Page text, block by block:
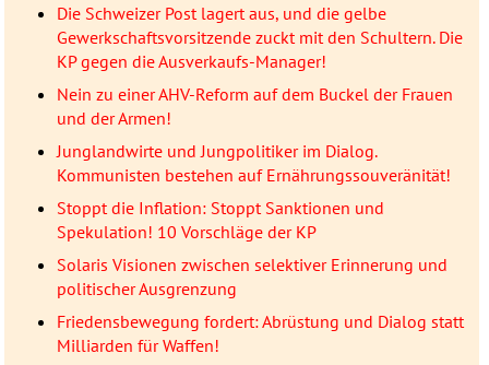
Die Schweizer Post lagert aus, und die gelbe
Gewerkschaftsvorsitzende zuckt mit den Schultern. Die
KP gegen die Ausverkaufs-Manager!
Nein zu einer AHV-Reform auf dem Buckel der Frauen
und der Armen!
Junglandwirte und Jungpolitiker im Dialog.
Kommunisten bestehen auf Ernährungssouveränität!
Stoppt die Inflation: Stoppt Sanktionen und
Spekulation! 10 Vorschläge der KP
Solaris Visionen zwischen selektiver Erinnerung und
politischer Ausgrenzung
Friedensbewegung fordert: Abrüstung und Dialog statt
Milliarden für Waffen!